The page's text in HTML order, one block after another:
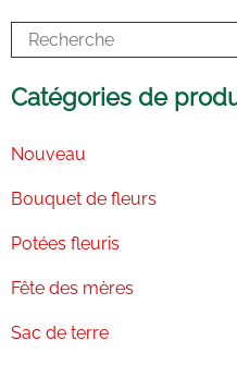
Catégories de
Nouveau
Bouquet de fleurs
Potées fleuris
Fête des mères
Sac de terre
k
n
-
i
a